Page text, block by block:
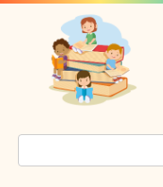
Перейти
контенту
Поиск: